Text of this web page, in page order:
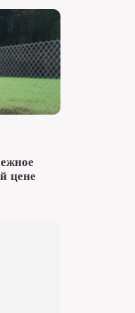
цене